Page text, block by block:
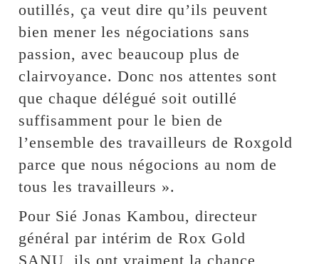
outillés, ça veut dire qu’ils peuvent
bien mener les négociations sans
passion, avec beaucoup plus de
clairvoyance. Donc nos attentes sont
que chaque délégué soit outillé
suffisamment pour le bien de
l’ensemble des travailleurs de Roxgold
parce que nous négocions au nom de
tous les travailleurs ».
Pour Sié Jonas Kambou, directeur
général par intérim de Rox Gold
SANU, ils ont vraiment la chance